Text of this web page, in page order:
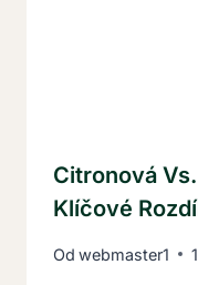
Citronová
Klíčové
Od webmaster1